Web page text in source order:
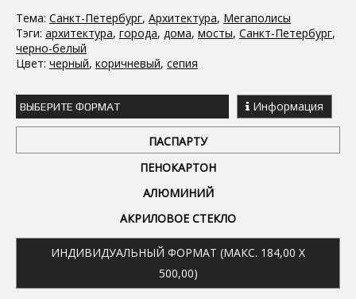
Тема: Санкт-Петербург, Архитектура, Мегаполисы
Тэги: архитектура, города, дома, мосты, Санкт-Петербург,
черно-белый
Цвет: черный, коричневый, сепия
ВЫБЕРИТЕ ФОРМАТ Информация
ПАСПАРТУ
ПЕНОКАРТОН
АЛЮМИНИЙ
АКРИЛОВОЕ СТЕКЛО
ИНДИВИДУАЛЬНЫЙ ФОРМАТ (МАКС. 184,00 X
500,00)